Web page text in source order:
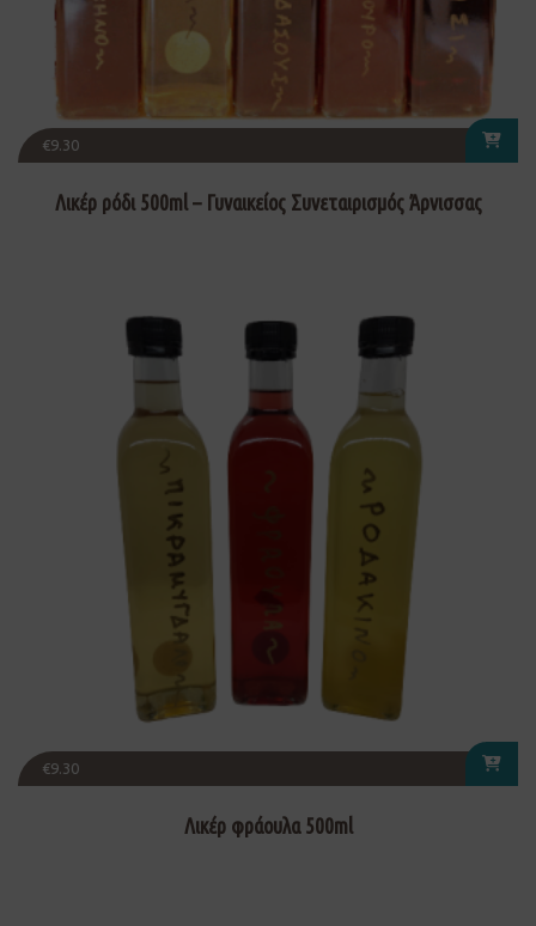
€9.30
Λικέρ ρόδι 500ml – Γυναικείος Συνεταιρισμός Άρνισσας
€9.30
Λικέρ φράουλα 500ml